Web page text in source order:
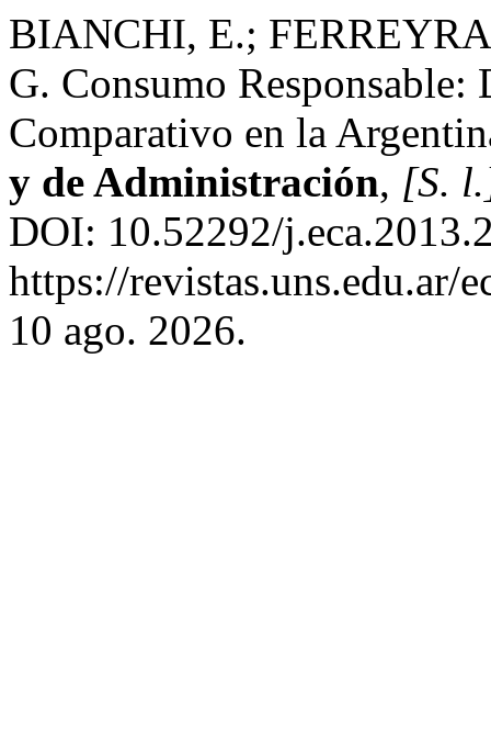
BIANCHI, E.;
G. Consumo
Comparativo en la
y de Administración, [S.
DOI: 10.52292/
https://revistas.uns.edu.ar/
10 ago. 2026.